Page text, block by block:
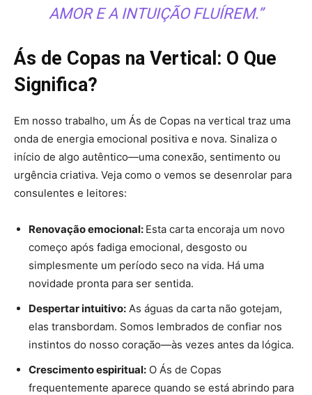
AMOR E A INTUIÇÃO FLUÍREM.”
Ás de Copas na Vertical: O Que
Significa?
Em nosso trabalho, um Ás de Copas na vertical traz uma
onda de energia emocional positiva e nova. Sinaliza o
início de algo autêntico—uma conexão, sentimento ou
urgência criativa. Veja como o vemos se desenrolar para
consulentes e leitores:
Renovação emocional: Esta carta encoraja um novo
começo após fadiga emocional, desgosto ou
simplesmente um período seco na vida. Há uma
novidade pronta para ser sentida.
Despertar intuitivo: As águas da carta não gotejam,
elas transbordam. Somos lembrados de confiar nos
instintos do nosso coração—às vezes antes da lógica.
Crescimento espiritual: O Ás de Copas
frequentemente aparece quando se está abrindo para